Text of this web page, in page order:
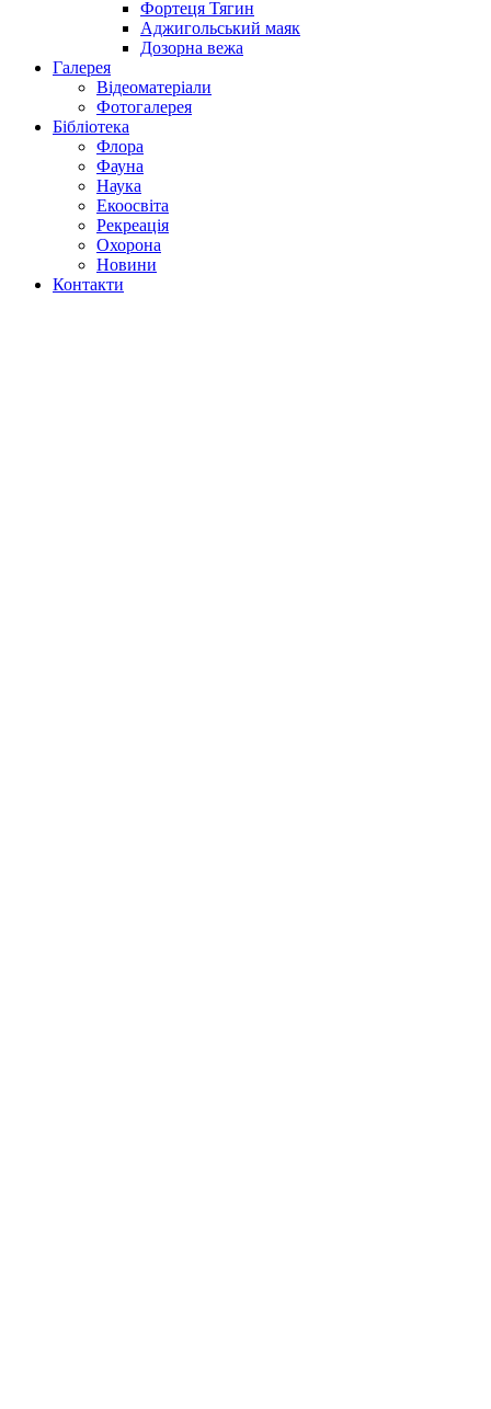
Фортеця Тягин
Аджигольський маяк
Дозорна вежа
Галерея
Відеоматеріали
Фотогалерея
Бібліотека
Флора
Фауна
Наука
Екоосвіта
Рекреація
Охорона
Новини
Контакти